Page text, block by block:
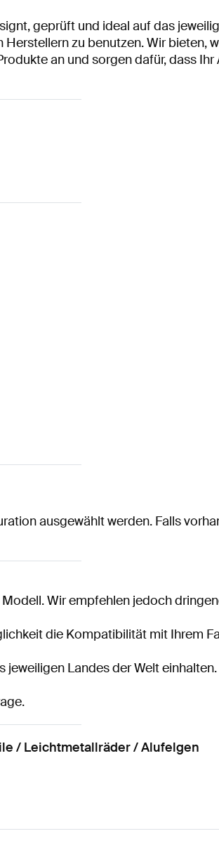
geprüft und ideal auf das
zu benutzen. Wir bieten,
an und sorgen dafür, dass
ausgewählt werden. Falls
Wir empfehlen jedoch
die Kompatibilität mit Ihrem
Landes der Welt
/ Leichtmetallräder / Alufelgen